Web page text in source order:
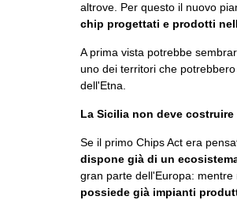
altrove. Per questo il nuovo
chip progettati e prodotti
A prima vista potrebbe
uno dei territori che
dell'Etna.
La Sicilia non deve
Se il primo Chips Act era
dispone già di un
gran parte dell'Europa:
possiede già impianti